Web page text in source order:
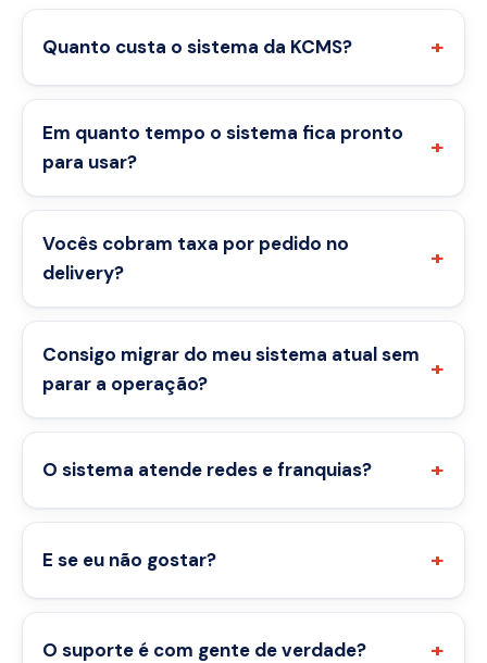
Quanto custa o sistema da KCMS?
Em quanto tempo o sistema fica pronto
para usar?
Vocês cobram taxa por pedido no
delivery?
Consigo migrar do meu sistema atual sem
parar a operação?
O sistema atende redes e franquias?
E se eu não gostar?
O suporte é com gente de verdade?